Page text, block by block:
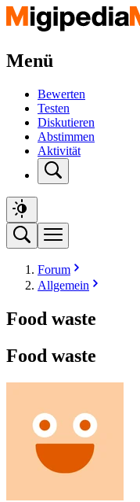
Menü
Bewerten
Testen
Diskutieren
Abstimmen
Aktivität
Forum
Allgemein
Food waste
Food waste